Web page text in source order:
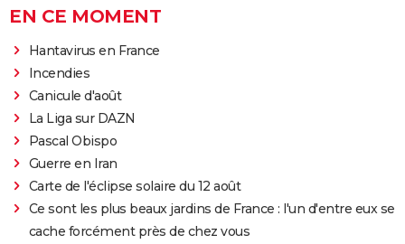
EN CE MOMENT
Hantavirus en France
Incendies
Canicule d'août
La Liga sur DAZN
Pascal Obispo
Guerre en Iran
Carte de l'éclipse solaire du 12 août
Ce sont les plus beaux jardins de France : l'un d'entre eux se
cache forcément près de chez vous